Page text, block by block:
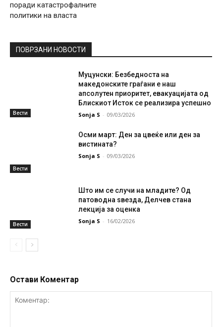
поради катастрофалните
политики на власта
ПОВРЗАНИ НОВОСТИ
Вести
Муцунски: Безбедноста на
македонските граѓани е наш
апсолутен приоритет, евакуацијата од
Блискиот Исток се реализира успешно
Sonja S - 09/03/2026
Вести
Осми март: Ден за цвеќе или ден за
вистината?
Sonja S - 09/03/2026
Вести
Што им се случи на младите? Од
патоводна ѕвезда, Делчев стана
лекција за оценка
Sonja S - 16/02/2026
Остави Коментар